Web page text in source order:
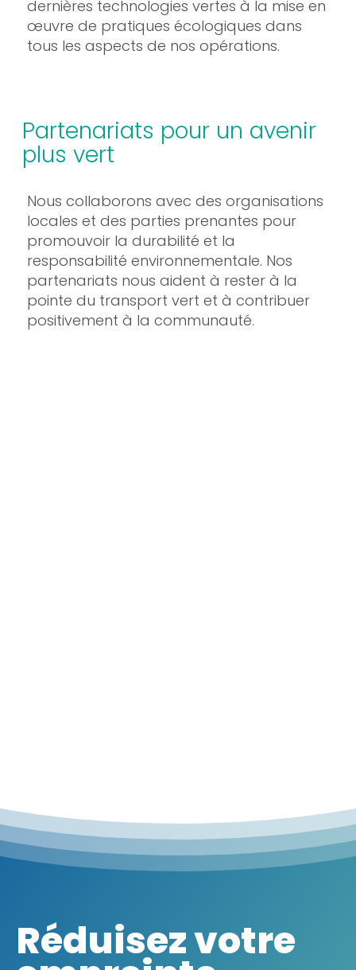
dernières technologies vertes à la mise en
œuvre de pratiques écologiques dans
tous les aspects de nos opérations.
Partenariats pour un avenir
plus vert
Nous collaborons avec des organisations
locales et des parties prenantes pour
promouvoir la durabilité et la
responsabilité environnementale. Nos
partenariats nous aident à rester à la
pointe du transport vert et à contribuer
positivement à la communauté.
Réduisez votre